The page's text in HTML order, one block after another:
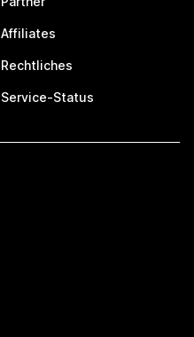
Affiliates
Rechtliches
Service-Status